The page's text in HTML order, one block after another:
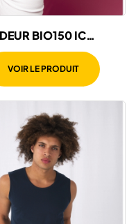
BIO150 IC
VOIR LE PRODUIT